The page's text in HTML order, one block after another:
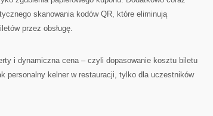
skanowania kodów QR, które eliminują
przez obsługę.
i dynamiczna cena – czyli dopasowanie kosztu biletu
personalny kelner w restauracji, tylko dla uczestników